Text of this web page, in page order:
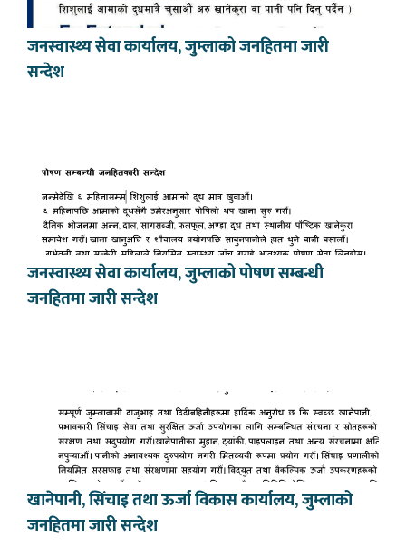
जनस्वास्थ्य सेवा कार्यालय, जुम्लाको जनहितमा जारी
सन्देश
जनस्वास्थ्य सेवा कार्यालय, जुम्लाको पोषण सम्बन्धी
जनहितमा जारी सन्देश
खानेपानी, सिंचाइ तथा ऊर्जा विकास कार्यालय, जुम्लाको
जनहितमा जारी सन्देश